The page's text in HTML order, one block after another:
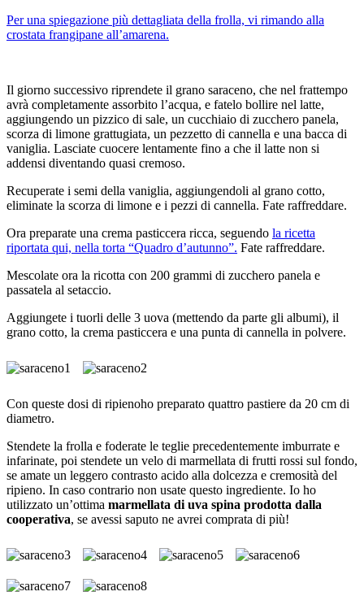
Per una spiegazione più dettagliata della frolla, vi rimando alla
crostata frangipane all’amarena.
Il giorno successivo riprendete il grano saraceno, che nel frattempo
avrà completamente assorbito l’acqua, e fatelo bollire nel latte,
aggiungendo un pizzico di sale, un cucchiaio di zucchero panela,
scorza di limone grattugiata, un pezzetto di cannella e una bacca di
vaniglia. Lasciate cuocere lentamente fino a che il latte non si
addensi diventando quasi cremoso.
Recuperate i semi della vaniglia, aggiungendoli al grano cotto,
eliminate la scorza di limone e i pezzi di cannella. Fate raffreddare.
Ora preparate una crema pasticcera ricca, seguendo la ricetta
riportata qui, nella torta “Quadro d’autunno”. Fate raffreddare.
Mescolate ora la ricotta con 200 grammi di zucchero panela e
passatela al setaccio.
Aggiungete i tuorli delle 3 uova (mettendo da parte gli albumi), il
grano cotto, la crema pasticcera e una punta di cannella in polvere.
Con queste dosi di ripienoho preparato quattro pastiere da 20 cm di
diametro.
Stendete la frolla e foderate le teglie precedentemente imburrate e
infarinate, poi stendete un velo di marmellata di frutti rossi sul fondo,
se amate un leggero contrasto acido alla dolcezza e cremosità del
ripieno. In caso contrario non usate questo ingrediente. Io ho
utilizzato un’ottima marmellata di uva spina prodotta dalla
cooperativa, se avessi saputo ne avrei comprata di più!